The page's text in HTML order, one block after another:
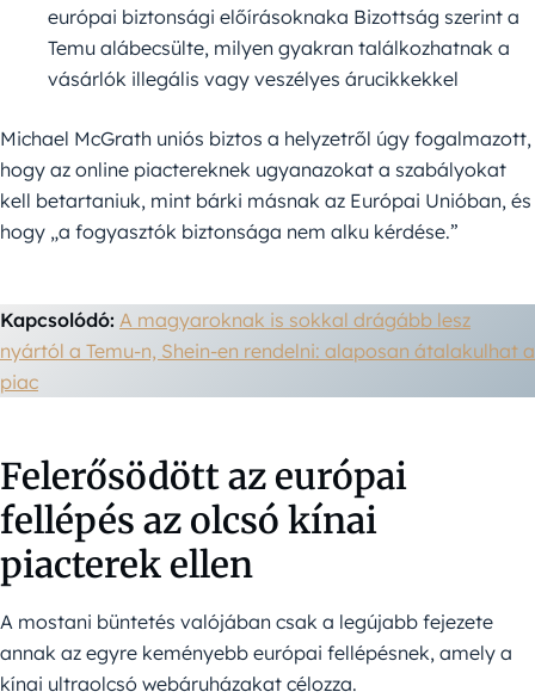
európai biztonsági előírásoknaka Bizottság szerint a
Temu alábecsülte, milyen gyakran találkozhatnak a
vásárlók illegális vagy veszélyes árucikkekkel
Michael McGrath uniós biztos a helyzetről úgy fogalmazott,
hogy az online piactereknek ugyanazokat a szabályokat
kell betartaniuk, mint bárki másnak az Európai Unióban, és
hogy „a fogyasztók biztonsága nem alku kérdése.”
Kapcsolódó: A magyaroknak is sokkal drágább lesz
nyártól a Temu-n, Shein-en rendelni: alaposan átalakulhat a
piac
Felerősödött az európai
fellépés az olcsó kínai
piacterek ellen
A mostani büntetés valójában csak a legújabb fejezete
annak az egyre keményebb európai fellépésnek, amely a
kínai ultraolcsó webáruházakat célozza.